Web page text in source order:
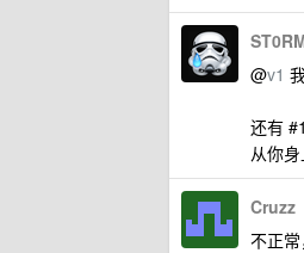
@v1
还有
从你
Cruzz
不正